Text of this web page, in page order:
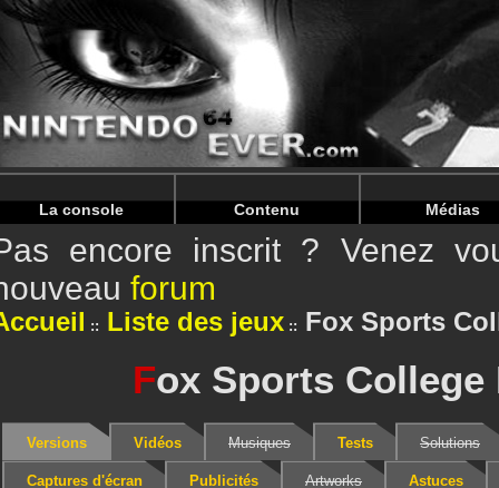
Warning: Undefined array key "HTTP_REFERER" in /
Warning: Undefined array key "HTTP_REFERER" in /
La console Contenu Médias
encore inscrit ? Venez
forum
Liste des jeux Fox Sports
Fox Sports College
Versions Vidéos Musiques Tests Solutions
Captures d'écran Publicités Artworks Astuces